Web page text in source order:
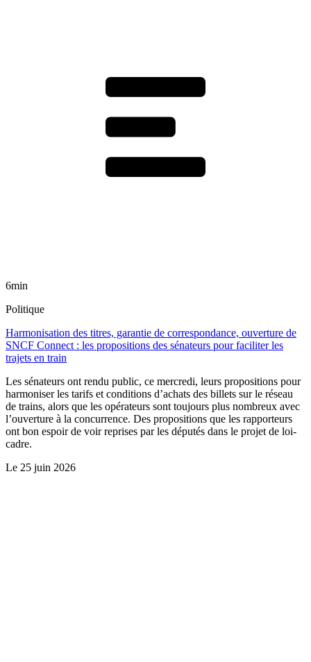
6min
Politique
Harmonisation des titres, garantie de correspondance, ouverture de
SNCF Connect : les propositions des sénateurs pour faciliter les
trajets en train
Les sénateurs ont rendu public, ce mercredi, leurs propositions pour
harmoniser les tarifs et conditions d’achats des billets sur le réseau
de trains, alors que les opérateurs sont toujours plus nombreux avec
l’ouverture à la concurrence. Des propositions que les rapporteurs
ont bon espoir de voir reprises par les députés dans le projet de loi-
cadre.
Le 25 juin 2026